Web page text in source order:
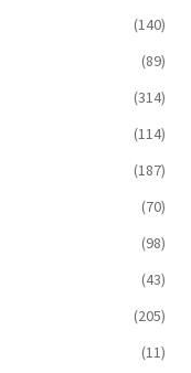
(140)
(89)
(314)
(114)
(187)
(70)
(98)
(43)
(205)
(11)